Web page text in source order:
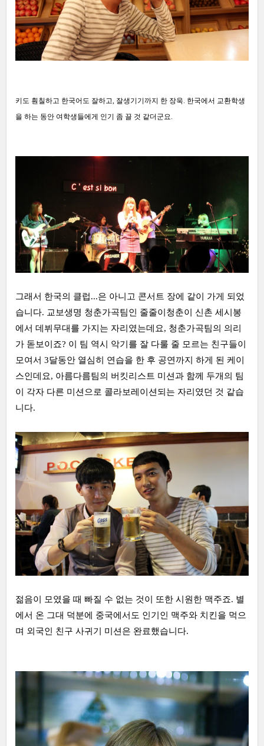
키도 훤칠하고 한국어도 잘하고, 잘생기기까지 한 장욱. 한국에서 교환학생
을 하는 동안 여학생들에게 인기 좀 끌 것 같더군요.
그래서 한국의 클럽...은 아니고 콘서트 장에 같이 가게 되었
습니다. 교보생명 청춘가곡팀인 줄줄이청춘이 신촌 세시봉
에서 데뷔무대를 가지는 자리였는데요, 청춘가곡팀의 의리
가 돋보이죠? 이 팀 역시 악기를 잘 다룰 줄 모르는 친구들이
모여서 3달동안 열심히 연습을 한 후 공연까지 하게 된 케이
스인데요, 아름다름팀의 버킷리스트 미션과 함께 두개의 팀
이 각자 다른 미션으로 콜라보레이션되는 자리였던 것 같습
니다.
젊음이 모였을 때 빠질 수 없는 것이 또한 시원한 맥주죠. 별
에서 온 그대 덕분에 중국에서도 인기인 맥주와 치킨을 먹으
며 외국인 친구 사귀기 미션은 완료했습니다.